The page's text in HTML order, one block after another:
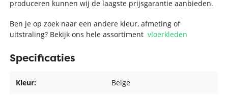
produceren kunnen wij de laagste prijsgarantie aanbieden.
Ben je op zoek naar een andere kleur, afmeting of
uitstraling? Bekijk ons hele assortimentvloerkleden
Specificaties
Kleur: Beige